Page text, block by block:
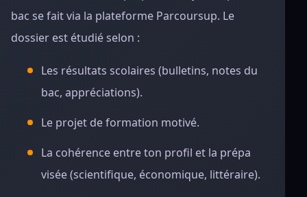
bac se fait via la plateforme Parcoursup. Le
dossier est étudié selon :
Les résultats scolaires (bulletins, notes du
bac, appréciations).
Le projet de formation motivé.
La cohérence entre ton profil et la prépa
visée (scientifique, économique, littéraire).